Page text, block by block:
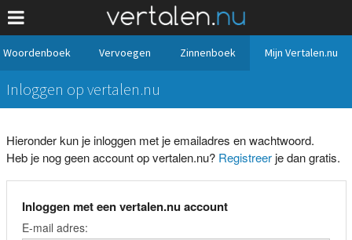
Woordenboek Vervoegen Zinnenboek Mijn Vertalen.nu
Inloggen op vertalen.nu
Hieronder kun je inloggen met je emailadres en wachtwoord.
Heb je nog geen account op vertalen.nu? Registreerje dan gratis.
Inloggen met een vertalen.nu account
E-mail adres: